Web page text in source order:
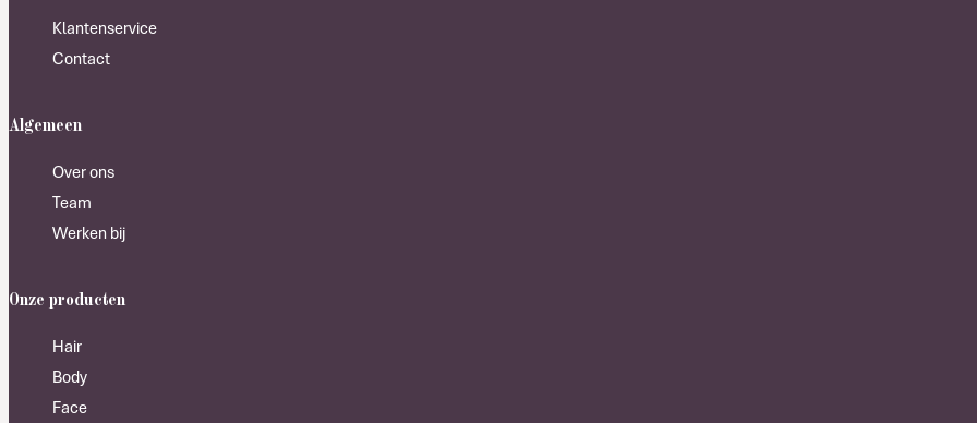
Klantenservice
Contact
Algemeen
Over ons
Team
Werken bij
Onze producten
Hair
Body
Face